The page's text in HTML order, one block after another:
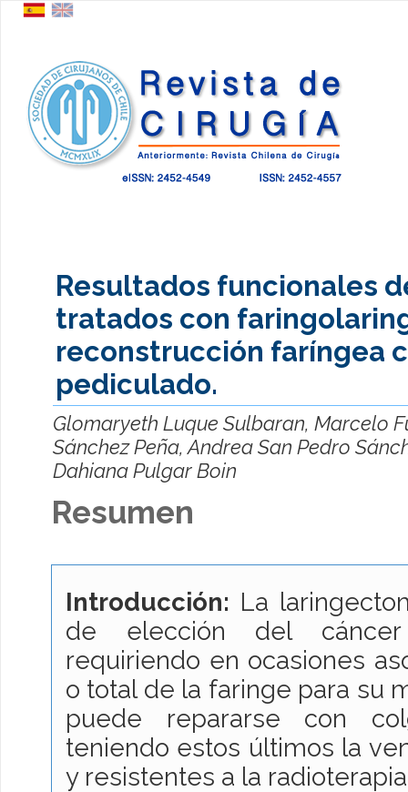
Resultados funcionales
tratados con
reconstrucción faríngea
pediculado.
Glomaryeth Luque Sulbaran, Marcelo
Sánchez Peña, Andrea San Pedro
Dahiana Pulgar Boin
Resumen
Introducción: La
de elección del
requiriendo en ocasiones
o total de la faringe para su
puede repararse con
teniendo estos últimos la
y resistentes a la